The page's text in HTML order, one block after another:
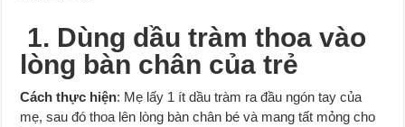
1. Dùng dầu tràm thoa vào
lòng bàn chân của trẻ
Cách thực hiện: Mẹ lấy 1 ít dầu tràm ra đầu ngón tay của
mẹ, sau đó thoa lên lòng bàn chân bé và mang tất mỏng cho